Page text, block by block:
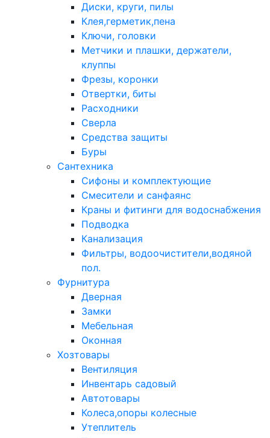
Диски, круги, пилы
Клея,герметик,пена
Ключи, головки
Метчики и плашки, держатели,
клуппы
Фрезы, коронки
Отвертки, биты
Расходники
Сверла
Средства защиты
Буры
Сантехника
Сифоны и комплектующие
Смесители и санфаянс
Краны и фитинги для водоснабжения
Подводка
Канализация
Фильтры, водоочистители,водяной
пол.
Фурнитура
Дверная
Замки
Мебельная
Оконная
Хозтовары
Вентиляция
Инвентарь садовый
Автотовары
Колеса,опоры колесные
Утеплитель